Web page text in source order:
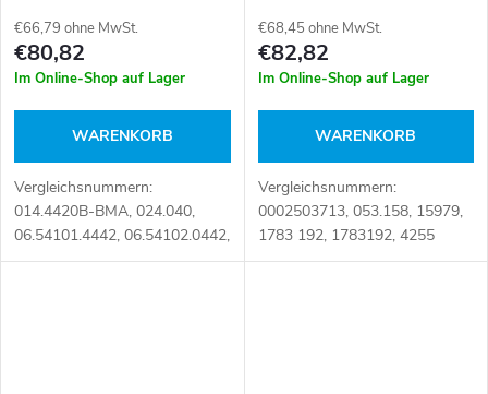
€66,79 ohne MwSt.
€80,82
Im Online-Shop auf Lager
WARENKORB
Vergleichsnummern:
014.4420B-BMA, 024.040,
06.54101.4442, 06.54102.0442,
06.54109.0004, 06.54109.0005,
€68,45 ohne MwSt.
€82,82
Im Online-Shop auf Lager
WARENKORB
Vergleichsnummern:
0002503713, 053.158, 15979,
1783 192, 1783192, 4255
8126, 42558126,